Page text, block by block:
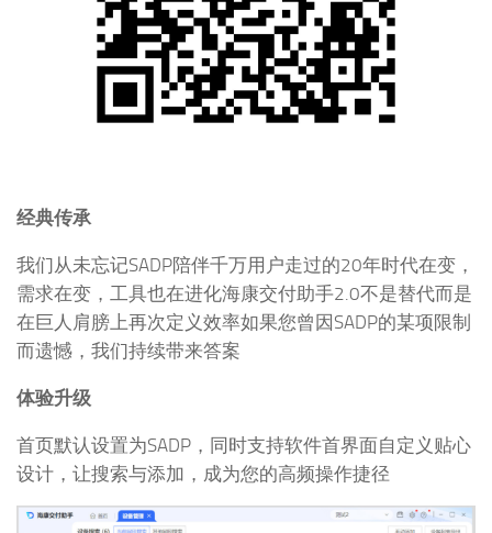
经典传承
我们从未忘记SADP陪伴千万用户走过的20年时代在变，
需求在变，工具也在进化海康交付助手2.0不是替代而是
在巨人肩膀上再次定义效率如果您曾因SADP的某项限制
而遗憾，我们持续带来答案
体验升级
首页默认设置为SADP，同时支持软件首界面自定义贴心
设计，让搜索与添加，成为您的高频操作捷径